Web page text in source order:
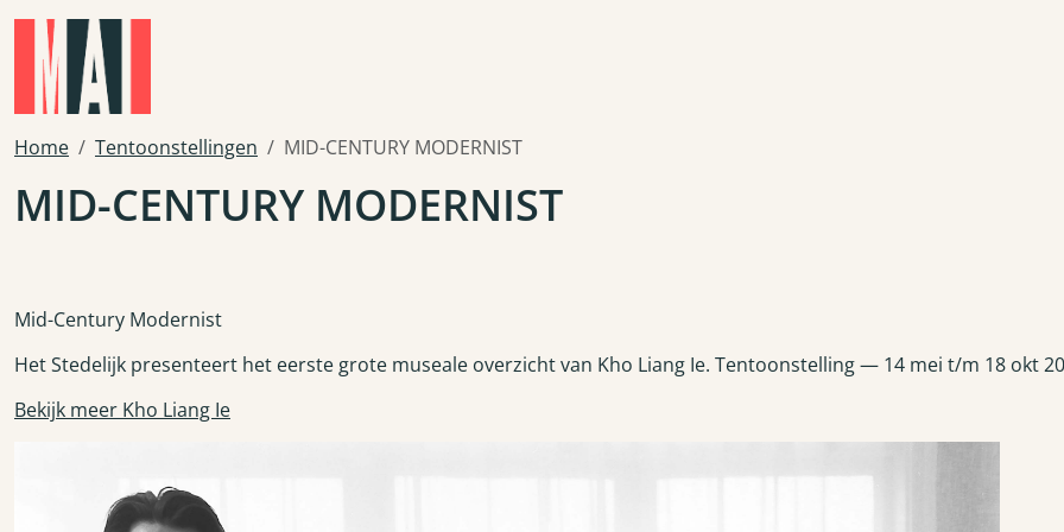
Skip to main content
Home Tentoonstellingen MID-CENTURY MODERNIST
MID-CENTURY MODERNIST
Mid-Century Modernist
Het Stedelijk presenteert het eerste grote museale overzicht van Kho Liang Ie. Tentoonstelling — 14 mei t/m 18 okt
Bekijk meer Kho Liang Ie